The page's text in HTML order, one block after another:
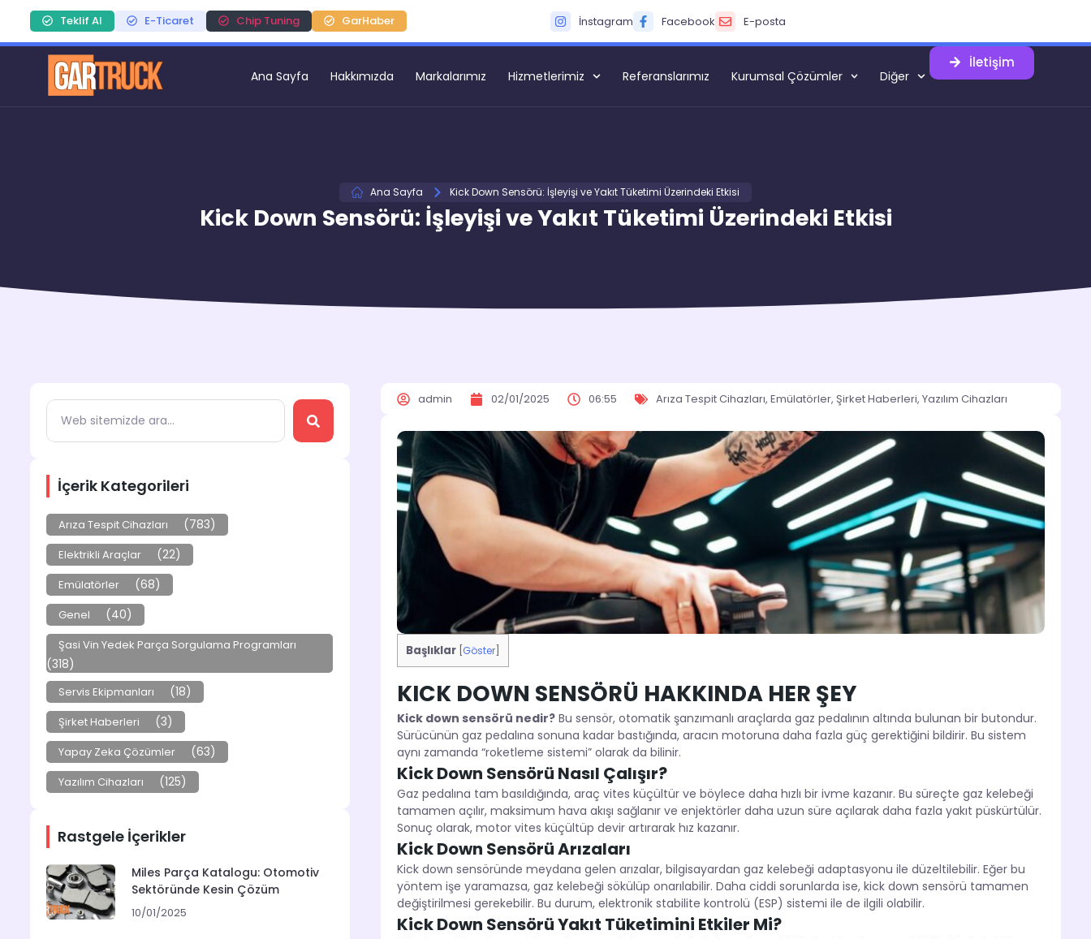
Teklif Al E-Ticaret Chip Tuning GarHaber İnstagram Facebook E-posta
Ana Sayfa Hakkımızda Markalarımız Hizmetlerimiz Referanslarımız Kurumsal Çözümler Diğer
İletişim
Ana Sayfa Kick Down Sensörü: İşleyişi ve Yakıt Tüketimi Üzerindeki Etkisi
Kick Down Sensörü: İşleyişi ve Yakıt Tüketimi Üzerindeki Etkisi
İçerik Kategorileri
Arıza Tespit Cihazları (783)
Elektrikli Araçlar (22)
Emülatörler (68)
Genel (40)
Şasi Vin Yedek Parça Sorgulama Programları
(318)
Servis Ekipmanları (18)
Şirket Haberleri (3)
Yapay Zeka Çözümler (63)
Yazılım Cihazları (125)
Rastgele İçerikler
Miles Parça Katalogu: Otomotiv
Sektöründe Kesin Çözüm
10/01/2025
admin 02/01/2025 06:55 Arıza Tespit Cihazları, Emülatörler, Şirket Haberleri, Yazılım Cihazları
Başlıklar Göster]
KICK DOWN SENSÖRÜ HAKKINDA HER ŞEY
Kick down sensörü nedir?Bu sensör, otomatik şanzımanlı araçlarda gaz pedalının altında bulunan bir butondur.
Sürücünün gaz pedalına sonuna kadar bastığında, aracın motoruna daha fazla güç gerektiğini bildirir. Bu sistem
aynı zamanda “roketleme sistemi” olarak da bilinir.
Kick Down Sensörü Nasıl Çalışır?
Gaz pedalına tam basıldığında, araç vites küçültür ve böylece daha hızlı bir ivme kazanır. Bu süreçte gaz kelebeği
tamamen açılır, maksimum hava akışı sağlanır ve enjektörler daha uzun süre açılarak daha fazla yakıt püskürtülür.
Sonuç olarak, motor vites küçültüp devir artırarak hız kazanır.
Kick Down Sensörü Arızaları
Kick down sensöründe meydana gelen arızalar, bilgisayardan gaz kelebeği adaptasyonu ile düzeltilebilir. Eğer bu
yöntem işe yaramazsa, gaz kelebeği sökülüp onarılabilir. Daha ciddi sorunlarda ise, kick down sensörü tamamen
değiştirilmesi gerekebilir. Bu durum, elektronik stabilite kontrolü (ESP) sistemi ile de ilgili olabilir.
Kick Down Sensörü Yakıt Tüketimini Etkiler Mi?